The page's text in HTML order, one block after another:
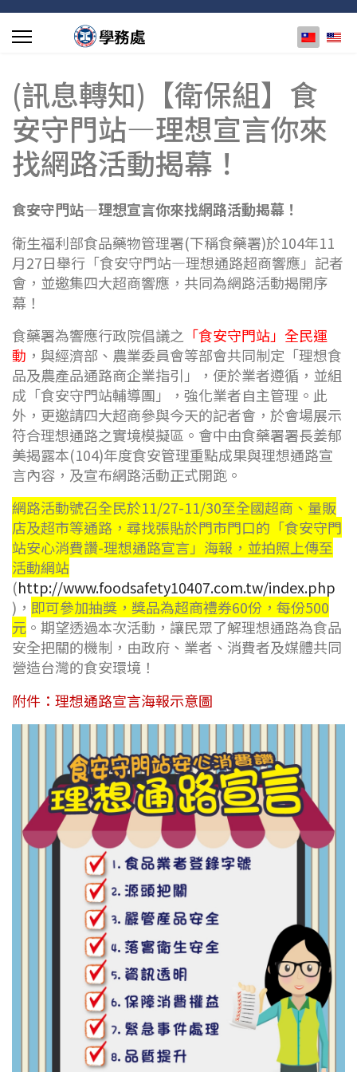
選擇你的
(訊息轉知)【衛保組】食
安守門站—理想宣言你來
找網路活動揭幕！
食安守門站—理想宣言你來找網路活動揭幕！
衛生福利部食品藥物管理署(下稱食藥署)於104年11
月27日舉行「食安守門站—理想通路超商響應」記者
會，並邀集四大超商響應，共同為網路活動揭開序
幕！
食藥署為響應行政院倡議之 「食安守門站」全民運
動 ，與經濟部、農業委員會等部會共同制定「理想食
品及農產品通路商企業指引」，便於業者遵循，並組
成「食安守門站輔導團」，強化業者自主管理。此
外，更邀請四大超商參與今天的記者會，於會場展示
符合理想通路之實境模擬區。會中由食藥署署長姜郁
美揭露本(104)年度食安管理重點成果與理想通路宣
言內容，及宣布網路活動正式開跑。
網路活動號召全民於11/27-11/30至全國超商、量販
店及超市等通路，尋找張貼於門市門口的「食安守門
站安心消費讚-理想通路宣言」海報，並拍照上傳至
活動網站
(http://www.foodsafety10407.com.tw/index.php
) ， 即可參加抽獎，獎品為超商禮券60份，每份500
元 。期望透過本次活動，讓民眾了解理想通路為食品
安全把關的機制，由政府、業者、消費者及媒體共同
營造台灣的食安環境！
附件：理想通路宣言海報示意圖